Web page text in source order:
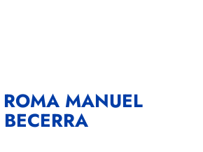
ROMA MANUEL
BECERRA